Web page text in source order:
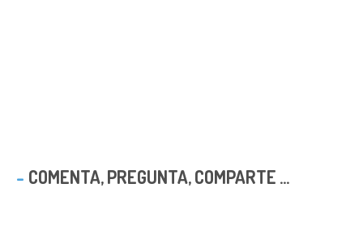
COMENTA, PREGUNTA, COMPARTE ...